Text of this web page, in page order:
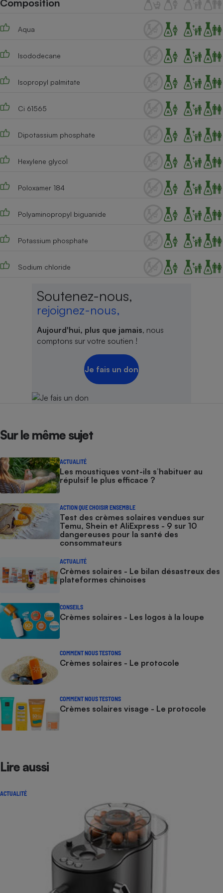
Composition
Aqua
Isododecane
Isopropyl palmitate
Ci 61565
Dipotassium phosphate
Hexylene glycol
Poloxamer 184
Polyaminopropyl biguanide
Potassium phosphate
Sodium chloride
Soutenez-nous,
rejoignez-nous,
Aujourd'hui, plus que jamais, nous
comptons sur votre soutien !
Je fais un don
Sur le même sujet
ACTUALITÉ
Les moustiques vont-ils s’habituer au
répulsif le plus efficace ?
ACTION QUE CHOISIR ENSEMBLE
Test des crèmes solaires vendues sur
Temu, Shein et AliExpress - 9 sur 10
dangereuses pour la santé des
consommateurs
ACTUALITÉ
Crèmes solaires - Le bilan désastreux des
plateformes chinoises
CONSEILS
Crèmes solaires - Les logos à la loupe
COMMENT NOUS TESTONS
Crèmes solaires - Le protocole
COMMENT NOUS TESTONS
Crèmes solaires visage - Le protocole
Lire aussi
ACTUALITÉ
Plaque de cuisson à
induction
Climatiseur -
Ventilateur
Cafetière à expressos
Téléphone mobile -
Antivirus
Climatiseur -
Ventilateur